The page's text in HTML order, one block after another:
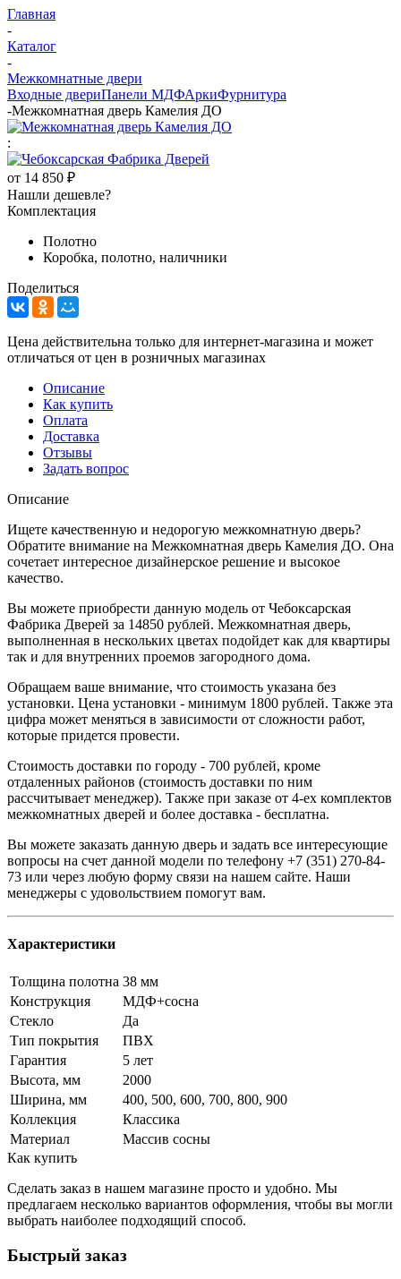
Главная
-
Каталог
-
Межкомнатные двери
Входные двериПанели МДФАркиФурнитура
-Межкомнатная дверь Камелия ДО
:
от 14 850 ₽
Нашли дешевле?
Комплектация
Полотно
Коробка, полотно, наличники
Поделиться
Цена действительна только для интернет-магазина и может
отличаться от цен в розничных магазинах
Описание
Как купить
Оплата
Доставка
Отзывы
Задать вопрос
Описание
Ищете качественную и недорогую межкомнатную дверь?
Обратите внимание на Межкомнатная дверь Камелия ДО. Она
сочетает интересное дизайнерское решение и высокое
качество.
Вы можете приобрести данную модель от Чебоксарская
Фабрика Дверей за 14850 рублей. Межкомнатная дверь,
выполненная в нескольких цветах подойдет как для квартиры
так и для внутренних проемов загородного дома.
Обращаем ваше внимание, что стоимость указана без
установки. Цена установки - минимум 1800 рублей. Также эта
цифра может меняться в зависимости от сложности работ,
которые придется провести.
Стоимость доставки по городу - 700 рублей, кроме
отдаленных районов (стоимость доставки по ним
рассчитывает менеджер). Также при заказе от 4-ех комплектов
межкомнатных дверей и более доставка - бесплатна.
Вы можете заказать данную дверь и задать все интересующие
вопросы на счет данной модели по телефону +7 (351) 270-84-
73 или через любую форму связи на нашем сайте. Наши
менеджеры с удовольствием помогут вам.
Характеристики
Толщина полотна 38 мм
Конструкция
МДФ+сосна
Стекло
Да
Тип покрытия
ПВХ
Гарантия
5 лет
Высота, мм
2000
Ширина, мм
400, 500, 600, 700, 800, 900
Коллекция
Классика
Материал
Массив сосны
Как купить
Сделать заказ в нашем магазине просто и удобно. Мы
предлагаем несколько вариантов оформления, чтобы вы могли
выбрать наиболее подходящий способ.
Быстрый заказ